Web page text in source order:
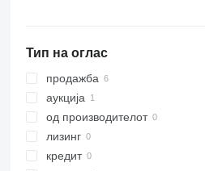
Тип на оглас
продажба
аукција
од производителот
лизинг
кредит